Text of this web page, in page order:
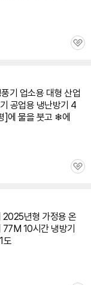
관
기 업소용 대형 산업
공업용 냉난방기 4
]에 물을 붓고 ❄에
관
2025년형 가정용 온
77M 10시간 냉방기
도